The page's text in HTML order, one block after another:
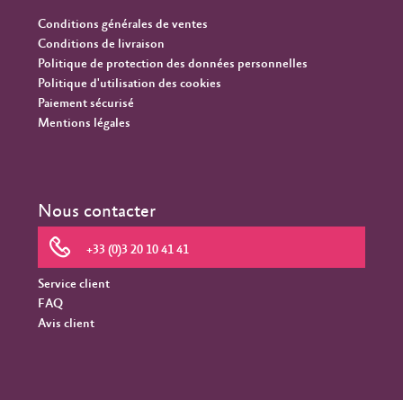
Conditions générales de ventes
Conditions de livraison
Politique de protection des données personnelles
Politique d'utilisation des cookies
Paiement sécurisé
Mentions légales
Nous contacter
+33 (0)3 20 10 41 41
Service client
FAQ
Avis client